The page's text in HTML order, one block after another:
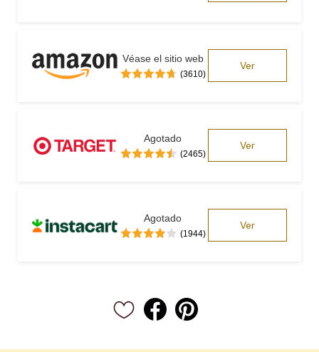
Véase el sitio web
(3610)
Ver
Agotado
(2465)
Ver
Agotado
(1944)
Ver